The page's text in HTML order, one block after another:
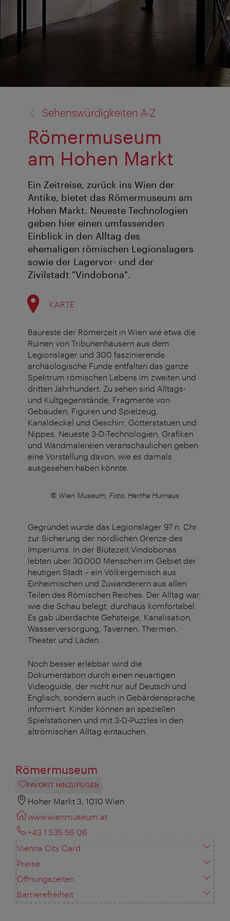
Sehenswürdigkeiten A-Z
Römermuseum
am Hohen Markt
Ein Zeitreise, zurück ins Wien der
Antike, bietet das Römermuseum am
Hohen Markt. Neueste Technologien
geben hier einen umfassenden
Einblick in den Alltag des
ehemaligen römischen Legionslagers
sowie der Lagervor- und der
Zivilstadt "Vindobona".
KARTE
Baureste der Römerzeit in Wien wie etwa die
Ruinen von Tribunenhäusern aus dem
Legionslager und 300 faszinierende
archäologische Funde entfalten das ganze
Spektrum römischen Lebens im zweiten und
dritten Jahrhundert. Zu sehen sind Alltags-
und Kultgegenstände, Fragmente von
Gebäuden, Figuren und Spielzeug,
Kanaldeckel und Geschirr, Götterstatuen und
Nippes. Neueste 3-D-Technologien, Grafiken
und Wandmalereien veranschaulichen geben
eine Vorstellung davon, wie es damals
ausgesehen haben könnte.
© Wien Museum, Foto: Hertha Hurnaus
Gegründet wurde das Legionslager 97 n. Chr.
zur Sicherung der nördlichen Grenze des
Imperiums. In der Blütezeit Vindobonas
lebten über 30.000 Menschen im Gebiet der
heutigen Stadt – ein Völkergemisch aus
Einheimischen und Zuwanderern aus allen
Teilen des Römischen Reiches. Der Alltag war,
wie die Schau belegt, durchaus komfortabel.
Es gab überdachte Gehsteige, Kanalisation,
Wasserversorgung, Tavernen, Thermen,
Theater und Läden.
Noch besser erlebbar wird die
Dokumentation durch einen neuartigen
Videoguide, der nicht nur auf Deutsch und
Englisch, sondern auch in Gebärdensprache
informiert. Kinder können an speziellen
Spielstationen und mit 3-D-Puzzles in den
altrömischen Alltag eintauchen.
Römermuseum
FAVORIT HINZUFÜGEN
Hoher Markt 3, 1010 Wien
www.wienmuseum.at
+43 1 535 56 06
Vienna City Card
Preise
Öffnungszeiten
Barrierefreiheit